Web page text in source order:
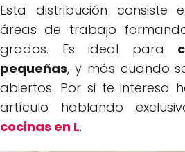
Esta distribución
áreas de trabajo
grados. Es ideal para
pequeñas, y más cuando
abiertos. Por si te interesa
artículo hablando
cocinas en L.